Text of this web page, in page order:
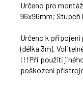
Určeno pro
96x96mm; Stupeň
Určeno k připojení
(délka 3m).
!!!Při použití
poškození